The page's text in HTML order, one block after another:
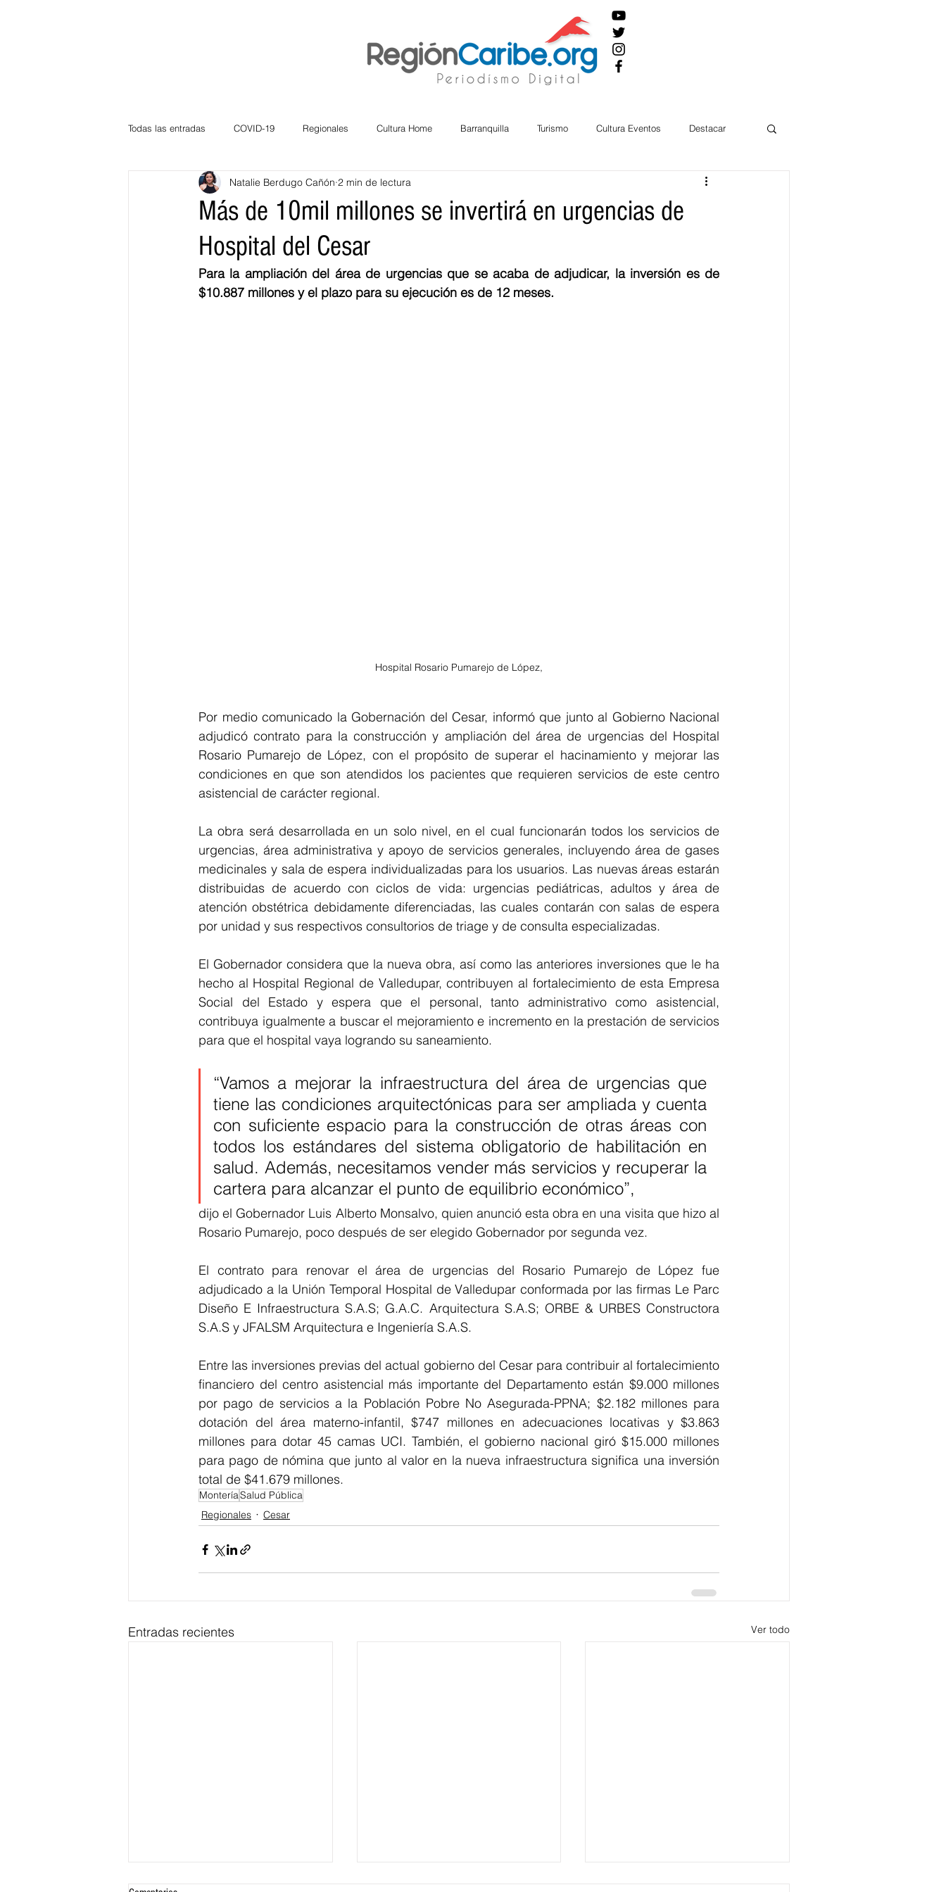
Todas las entradas COVID-19 Regionales Cultura Home Barranquilla Turismo Cultura Eventos Destacar
Atlántico La Guajira Cesar English
Bloggeros Hermanos Mayores
Educación BID BIENESTAR AMBIENTAL AFRO
Más de 10mil millones se invertirá en urgencias de
Hospital del Cesar
Natalie Berdugo Cañón 2 min de lectura
Para la ampliación del área de urgencias que se acaba de adjudicar, la inversión es de
$10.887 millones y el plazo para su ejecución es de 12 meses.
Hospital Rosario Pumarejo de López,
Por medio comunicado la Gobernación del Cesar, informó que junto al Gobierno Nacional
adjudicó contrato para la construcción y ampliación del área de urgencias del Hospital
Rosario Pumarejo de López, con el propósito de superar el hacinamiento y mejorar las
condiciones en que son atendidos los pacientes que requieren servicios de este centro
asistencial de carácter regional.
La obra será desarrollada en un solo nivel, en el cual funcionarán todos los servicios de
urgencias, área administrativa y apoyo de servicios generales, incluyendo área de gases
medicinales y sala de espera individualizadas para los usuarios. Las nuevas áreas estarán
distribuidas de acuerdo con ciclos de vida: urgencias pediátricas, adultos y área de
atención obstétrica debidamente diferenciadas, las cuales contarán con salas de espera
por unidad y sus respectivos consultorios de triage y de consulta especializadas.
El Gobernador considera que la nueva obra, así como las anteriores inversiones que le ha
hecho al Hospital Regional de Valledupar, contribuyen al fortalecimiento de esta Empresa
Social del Estado y espera que el personal, tanto administrativo como asistencial,
contribuya igualmente a buscar el mejoramiento e incremento en la prestación de servicios
para que el hospital vaya logrando su saneamiento.
“Vamos a mejorar la infraestructura del área de urgencias que
tiene las condiciones arquitectónicas para ser ampliada y cuenta
con suficiente espacio para la construcción de otras áreas con
todos los estándares del sistema obligatorio de habilitación en
salud. Además, necesitamos vender más servicios y recuperar la
cartera para alcanzar el punto de equilibrio económico”,
dijo el Gobernador Luis Alberto Monsalvo, quien anunció esta obra en una visita que hizo al
Rosario Pumarejo, poco después de ser elegido Gobernador por segunda vez.
El contrato para renovar el área de urgencias del Rosario Pumarejo de López fue
adjudicado a la Unión Temporal Hospital de Valledupar conformada por las firmas Le Parc
Diseño E Infraestructura S.A.S; G.A.C. Arquitectura S.A.S; ORBE & URBES Constructora
S.A.S y JFALSM Arquitectura e Ingeniería S.A.S.
Entre las inversiones previas del actual gobierno del Cesar para contribuir al fortalecimiento
financiero del centro asistencial más importante del Departamento están $9.000 millones
por pago de servicios a la Población Pobre No Asegurada-PPNA; $2.182 millones para
dotación del área materno-infantil, $747 millones en adecuaciones locativas y $3.863
millones para dotar 45 camas UCI. También, el gobierno nacional giró $15.000 millones
para pago de nómina que junto al valor en la nueva infraestructura significa una inversión
total de $41.679 millones.
MonteríaSalud Pública
Regionales
Cesar
Entradas recientes Ver todo